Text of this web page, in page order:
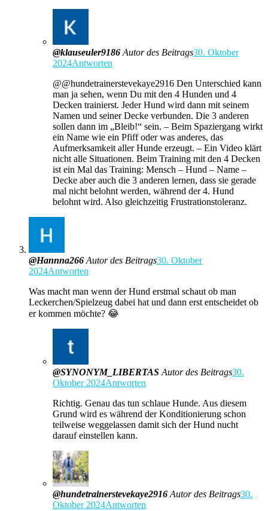
@klauseuler9186 Autor des Beitrags30. Oktober
2024Antworten
@@hundetrainerstevekaye2916 Den Unterschied kann
man ja sehen, wenn Du mit den 4 Hunden und 4
Decken trainierst. Jeder Hund wird dann mit seinem
Namen und seiner Decke verbunden. Die 3 anderen
sollen dann im „Bleib!“ sein. – Beim Spaziergang wirkt
ein Name wie ein Pfiff oder was anderes, das
Aufmerksamkeit aller Hunde erzeugt. – Ein Video klärt
nicht alle Situationen. Beim Training mit den 4 Decken
ist ein Mal das Training: Mensch – Hund – Name –
Decke aber auch die 3 anderen lernen, dass sie gerade
mal nicht belohnt werden, während der 4. Hund
belohnt wird. Also gleichzeitig Frustrationstoleranz.
@Hannna266 Autor des Beitrags30. Oktober
2024Antworten
Was macht man wenn der Hund erstmal schaut ob man
Leckerchen/Spielzeug dabei hat und dann erst entscheidet ob
er kommen möchte? 😂
@SYNONYM_LIBERTAS Autor des Beitrags30.
Oktober 2024Antworten
Richtig. Genau das tun schlaue Hunde. Aus diesem
Grund wird es während der Konditionierung schon
teilweise weggelassen damit sich der Hund nucht
darauf einstellen kann.
@hundetrainerstevekaye2916 Autor des Beitrags30.
Oktober 2024Antworten